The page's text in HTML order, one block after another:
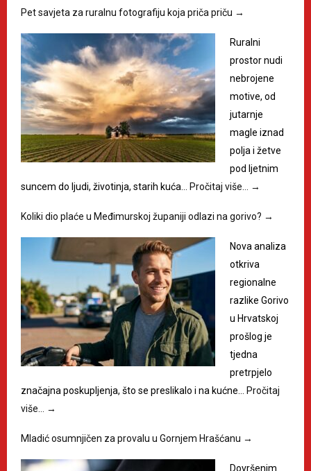
Pet savjeta za ruralnu fotografiju koja priča priču →
Ruralni
prostor nudi
nebrojene
motive, od
jutarnje
magle iznad
polja i žetve
pod ljetnim
suncem do ljudi, životinja, starih kuća… Pročitaj više… →
Koliki dio plaće u Međimurskoj županiji odlazi na gorivo? →
Nova analiza
otkriva
regionalne
razlike Gorivo
u Hrvatskoj
prošlog je
tjedna
pretrpjelo
značajna poskupljenja, što se preslikalo i na kućne… Pročitaj
više…
→
Mladić osumnjičen za provalu u Gornjem Hrašćanu →
Dovršenim